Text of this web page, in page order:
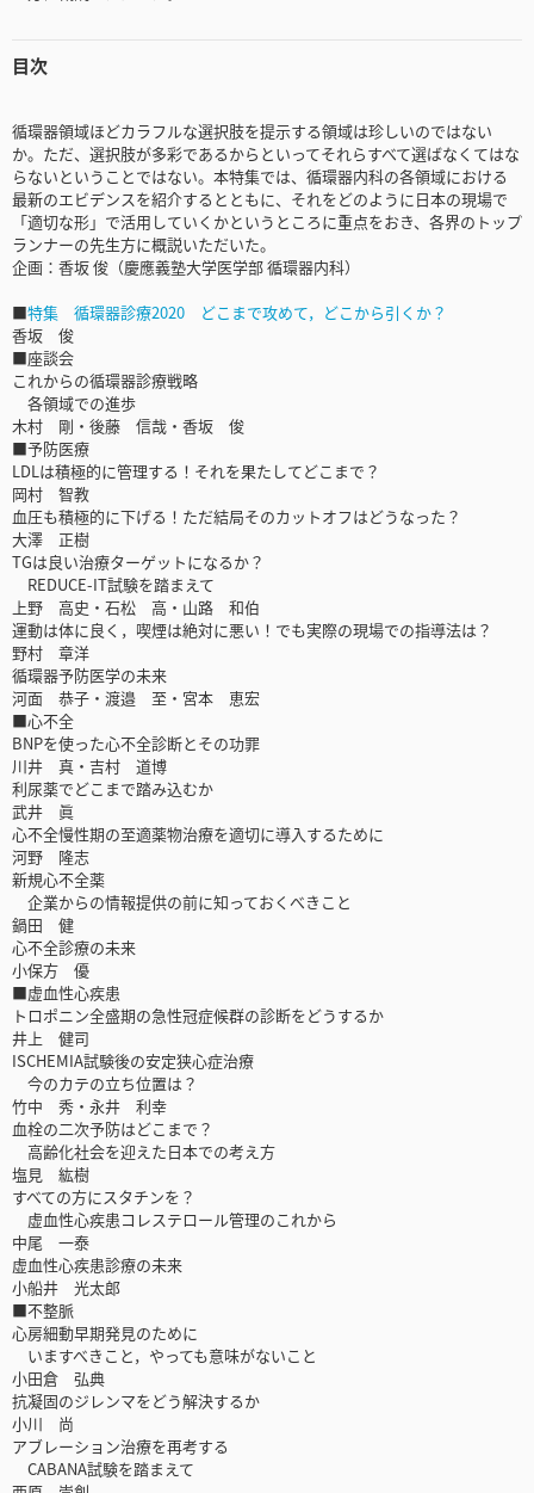
目次
循環器領域ほどカラフルな選択肢を提示する領域は珍しいのではない
か。ただ、選択肢が多彩であるからといってそれらすべて選ばなくてはな
らないということではない。本特集では、循環器内科の各領域における
最新のエビデンスを紹介するとともに、それをどのように日本の現場で
「適切な形」で活用していくかというところに重点をおき、各界のトップ
ランナーの先生方に概説いただいた。
企画：香坂 俊（慶應義塾大学医学部 循環器内科）
■特集 循環器診療2020 どこまで攻めて，どこから引くか？
香坂 俊
■座談会
これからの循環器診療戦略
各領域での進歩
木村 剛・後藤 信哉・香坂 俊
■予防医療
LDLは積極的に管理する！それを果たしてどこまで？
岡村 智教
血圧も積極的に下げる！ただ結局そのカットオフはどうなった？
大澤 正樹
TGは良い治療ターゲットになるか？
REDUCE-IT試験を踏まえて
上野 高史・石松 高・山路 和伯
運動は体に良く，喫煙は絶対に悪い！でも実際の現場での指導法は？
野村 章洋
循環器予防医学の未来
河面 恭子・渡邉 至・宮本 恵宏
■心不全
BNPを使った心不全診断とその功罪
川井 真・吉村 道博
利尿薬でどこまで踏み込むか
武井 眞
心不全慢性期の至適薬物治療を適切に導入するために
河野 隆志
新規心不全薬
企業からの情報提供の前に知っておくべきこと
鍋田 健
心不全診療の未来
小保方 優
■虚血性心疾患
トロポニン全盛期の急性冠症候群の診断をどうするか
井上 健司
ISCHEMIA試験後の安定狭心症治療
今のカテの立ち位置は？
竹中 秀・永井 利幸
血栓の二次予防はどこまで？
高齢化社会を迎えた日本での考え方
塩見 紘樹
すべての方にスタチンを？
虚血性心疾患コレステロール管理のこれから
中尾 一泰
虚血性心疾患診療の未来
小船井 光太郎
■不整脈
心房細動早期発見のために
いますべきこと，やっても意味がないこと
小田倉 弘典
抗凝固のジレンマをどう解決するか
小川 尚
アブレーション治療を再考する
CABANA試験を踏まえて